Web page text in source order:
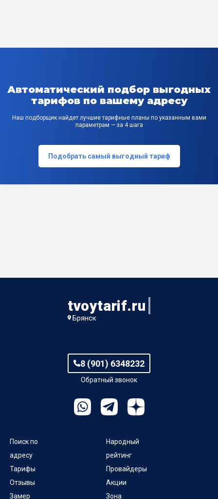
Автоматический подбор выгодных
тарифов по вашему адресу
Наш подборщик найдет лучшие тарифные планы по указанным вами
параметрам — за 4 шага
Подобрать самый выгодный тариф
tvoytarif.ru
Брянск
8 (901) 6348232
Обратный звонок
Поиск по
адресу
Тарифы
Отзывы
Замер
Народный
рейтинг
Провайдеры
Акции
Зона